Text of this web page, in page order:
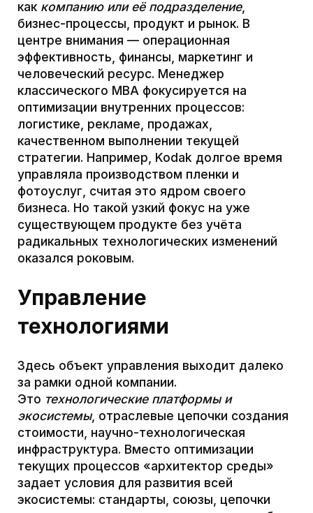
текущих процессов «архитектор среды»
задает условия для развития всей
экосистемы: стандарты, союзы, цепочки
поставок, кадры и научно-техническую базу
отрасли. Управление технологиями
охватывает не только компанию, но и её
место в экосистеме: например, вместо того
чтобы просто выпускать камеру, лидеры
экосистемы цифровой фотографии думали
обо всей цепочке от сенсора до облачного
хранилища. Так поступила Fujifilm – она не
только запустила конкурентные цифровые
камеры, но и трансформировала свои
компетенции в химии пленки в успешные
продукты в косметике и медицине. В итоге
объектом управления для Fujifilm
сталаиндустрия знаний, а не только плёнка,
что позволило компании переосмыслить
бизнес и сохранить позиции.
2. Горизонт решений
Классическое MBA
Менеджеры, обученные по классической
MBA-схеме, обычно работают в среде
относительно стабильных бизнес-циклов.
Принятие решений ориентировано на
среднесрочный и краткосрочный горизонт –
квартал, год или несколько лет. Это
означаетоптимизацию того, что уже есть:
анализ текущего рынка, усиление
конкурентных преимуществ в рамках
известных продуктов, корректировки
стратегии под задачу «выполнить план».